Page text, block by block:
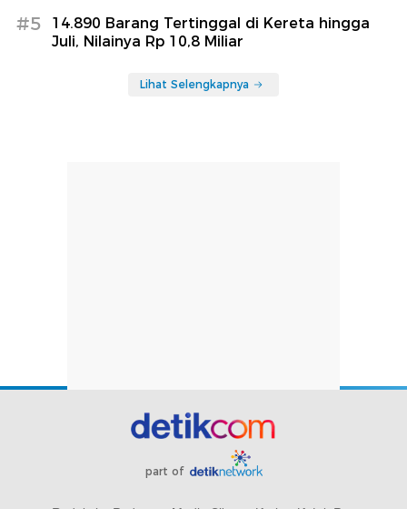
#5
14.890 Barang Tertinggal di Kereta hingga
Juli, Nilainya Rp 10,8 Miliar
Lihat Selengkapnya
part of